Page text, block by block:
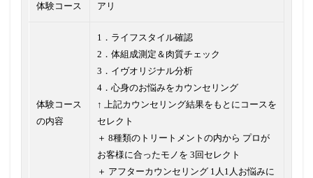
体験コース アリ
体験コース
の内容
1．ライフスタイル確認
2．体組成測定＆肉質チェック
3．イヴオリジナル分析
4．心身のお悩みをカウンセリング
↑ 上記カウンセリング結果をもとにコースを
セレクト
＋ 8種類のトリートメントの内から プロが
お客様に合ったモノを 3回セレクト
＋ アフターカウンセリング 1人1人お悩みに